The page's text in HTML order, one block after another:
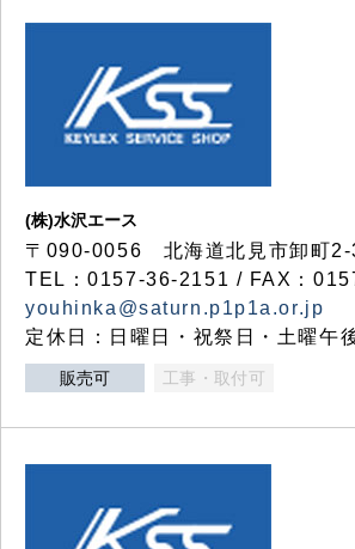
(株)水沢エース
〒090-0056 北海道北見市卸町2-
TEL：0157-36-2151 / FAX：
youhinka@saturn.p1p1a.or.jp
定休日：日曜日・祝祭日・土曜午
販売可 工事・取付可